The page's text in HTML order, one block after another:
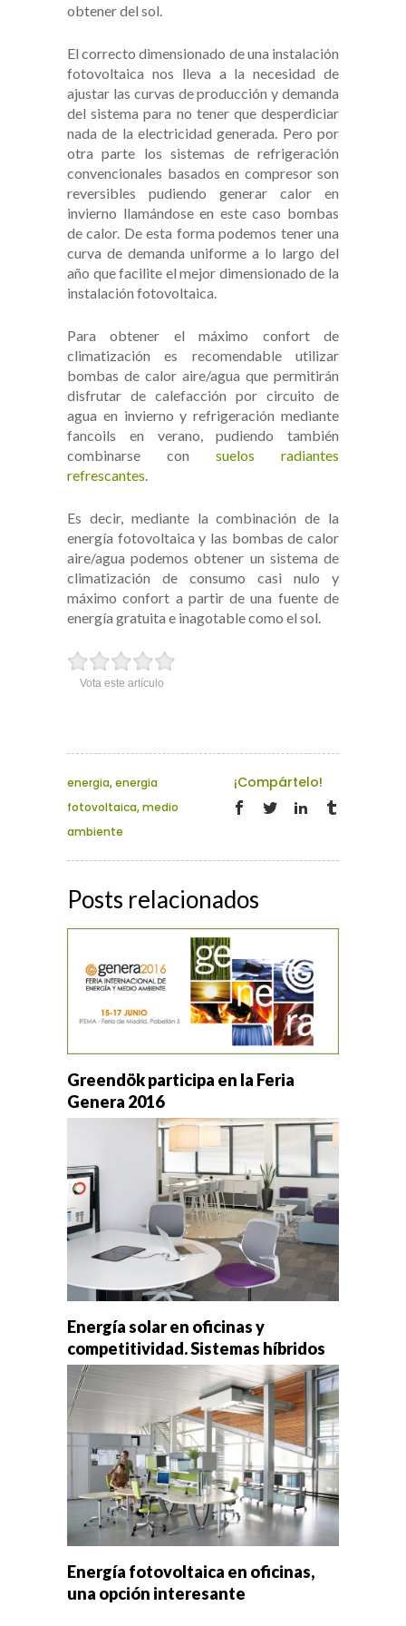
obtener del sol.
El correcto dimensionado de una instalación
fotovoltaica nos lleva a la necesidad de
ajustar las curvas de producción y demanda
del sistema para no tener que desperdiciar
nada de la electricidad generada. Pero por
otra parte los sistemas de refrigeración
convencionales basados en compresor son
reversibles pudiendo generar calor en
invierno llamándose en este caso bombas
de calor. De esta forma podemos tener una
curva de demanda uniforme a lo largo del
año que facilite el mejor dimensionado de la
instalación fotovoltaica.
Para obtener el máximo confort de
climatización es recomendable utilizar
bombas de calor aire/agua que permitirán
disfrutar de calefacción por circuito de
agua en invierno y refrigeración mediante
fancoils en verano, pudiendo también
combinarse con suelos radiantes
refrescantes.
Es decir, mediante la combinación de la
energía fotovoltaica y las bombas de calor
aire/agua podemos obtener un sistema de
climatización de consumo casi nulo y
máximo confort a partir de una fuente de
energía gratuita e inagotable como el sol.
Vota este artículo
energia, energia
fotovoltaica, medio
ambiente
¡Compártelo!
Posts relacionados
Greendök participa en la Feria
Genera 2016
Energía solar en oficinas y
competitividad. Sistemas híbridos
Energía fotovoltaica en oficinas,
una opción interesante